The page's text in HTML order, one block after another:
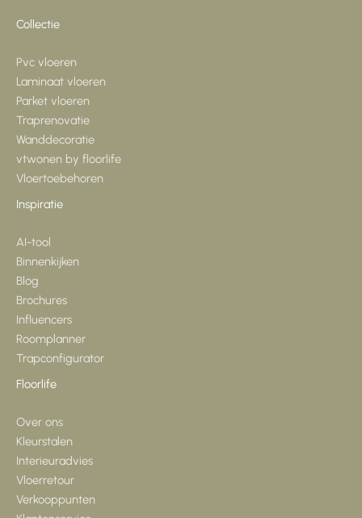
Collectie
Pvc vloeren
Laminaat vloeren
Parket vloeren
Traprenovatie
Wanddecoratie
vtwonen by floorlife
Vloertoebehoren
Inspiratie
AI-tool
Binnenkijken
Blog
Brochures
Influencers
Roomplanner
Trapconfigurator
Floorlife
Over ons
Kleurstalen
Interieuradvies
Vloerretour
Verkooppunten